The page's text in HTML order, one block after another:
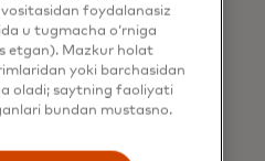
ichki
boshlash
Xitoy
xalqaro
foydalanasiz
u tugmacha o‘rniga
etgan). Mazkur holat
yoki barchasidan
oladi; saytning faoliyati
bundan mustasno.